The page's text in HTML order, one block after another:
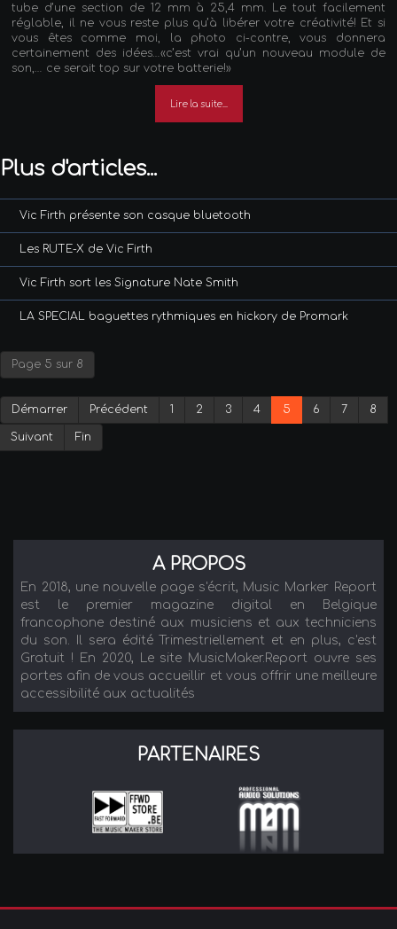
tube d’une section de 12 mm à 25,4 mm. Le tout facilement
réglable, il ne vous reste plus qu’à libérer votre créativité! Et si
vous êtes comme moi, la photo ci-contre, vous donnera
certainement des idées…«c’est vrai qu’un nouveau module de
son,… ce serait top sur votre batterie!»
Lire la suite...
Plus d'articles...
Vic Firth présente son casque bluetooth
Les RUTE-X de Vic Firth
Vic Firth sort les Signature Nate Smith
LA SPECIAL baguettes rythmiques en hickory de Promark
Page 5 sur 8
Démarrer Précédent 1 2 3 4 5 6 7 8
Suivant Fin
A PROPOS
En 2018, une nouvelle page s'écrit, Music Marker Report
est le premier magazine digital en Belgique
francophone destiné aux musiciens et aux techniciens
du son. Il sera édité Trimestriellement et en plus, c'est
Gratuit ! En 2020, Le site MusicMaker.Report ouvre ses
portes afin de vous accueillir et vous offrir une meilleure
accessibilité aux actualités
PARTENAIRES